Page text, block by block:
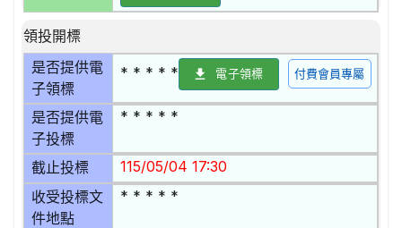
領投開標
是否提供電
子領標
* * * * * 電子領標 付費會員專屬
是否提供電
子投標
* * * * *
截止投標 115/05/04 17:30
收受投標文
件地點
* * * * *